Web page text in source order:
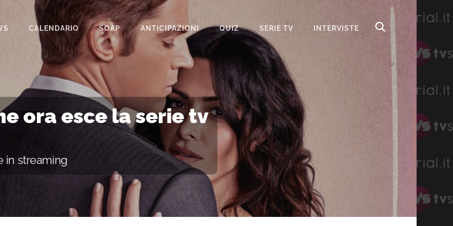
CALENDARIO SOAP
BEAUTIFUL
IL PARADISO DELLE SIGNORE
LA PROMESSA
SEGRETI DI FAMIGLIA
TEMPESTA D’AMORE
UN POSTO AL SOLE
ANTICIPAZIONI QUIZ SERIE TV INTERVISTE
ora esce la serie tv
in streaming